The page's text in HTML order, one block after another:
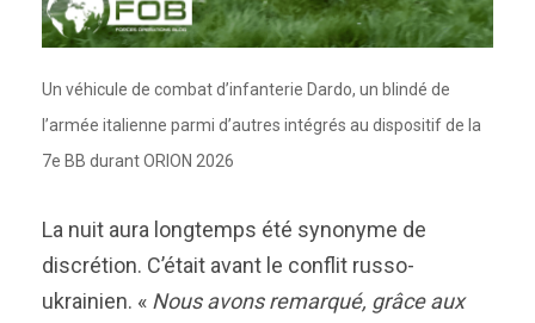
Un véhicule de combat d’infanterie Dardo, un blindé de
l’armée italienne parmi d’autres intégrés au dispositif de la
7e BB durant ORION 2026
La nuit aura longtemps été synonyme de
discrétion. C’était avant le conflit russo-
ukrainien. « Nous avons remarqué, grâce aux